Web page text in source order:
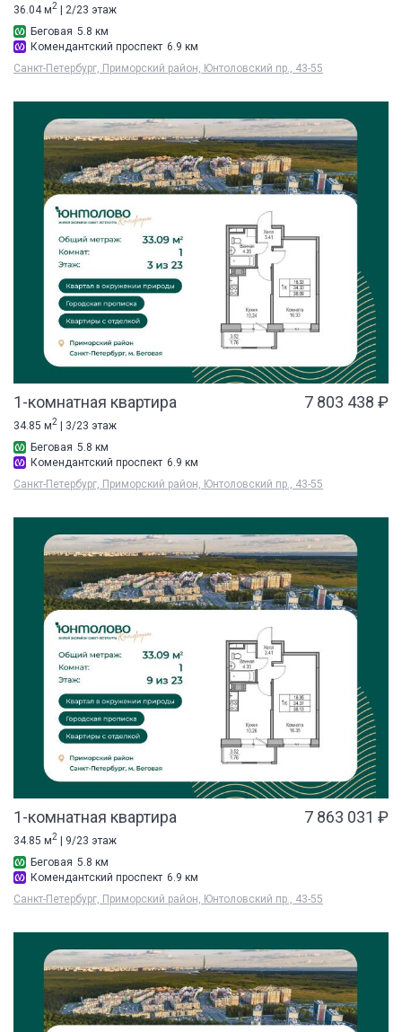
36.04 м2
| 2/23 этаж
Беговая 5.8 км
Комендантский проспект 6.9 км
Санкт-Петербург, Приморский район, Юнтоловский пр., 43-55
1-комнатная квартира 7 803 438 ₽
34.85 м2 | 3/23 этаж
Беговая 5.8 км
Комендантский проспект 6.9 км
Санкт-Петербург, Приморский район, Юнтоловский пр., 43-55
1-комнатная квартира 7 863 031 ₽
34.85 м2
| 9/23 этаж
Беговая 5.8 км
Комендантский проспект 6.9 км
Санкт-Петербург, Приморский район, Юнтоловский пр., 43-55